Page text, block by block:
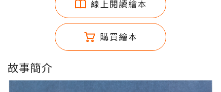
線上閱讀繪本
購買繪本
故事簡介